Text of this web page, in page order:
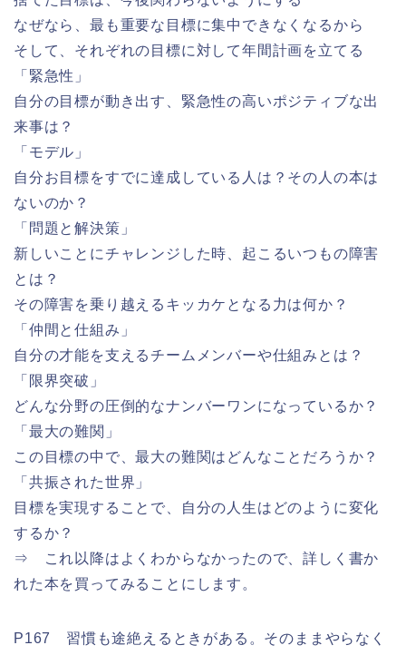
なぜなら、最も重要な目標に集中できなくなるから
そして、それぞれの目標に対して年間計画を立てる
「緊急性」
自分の目標が動き出す、緊急性の高いポジティブな出
来事は？
「モデル」
自分お目標をすでに達成している人は？その人の本は
ないのか？
「問題と解決策」
新しいことにチャレンジした時、起こるいつもの障害
とは？
その障害を乗り越えるキッカケとなる力は何か？
「仲間と仕組み」
自分の才能を支えるチームメンバーや仕組みとは？
「限界突破」
どんな分野の圧倒的なナンバーワンになっているか？
「最大の難関」
この目標の中で、最大の難関はどんなことだろうか？
「共振された世界」
目標を実現することで、自分の人生はどのように変化
するか？
⇒ これ以降はよくわからなかったので、詳しく書か
れた本を買ってみることにします。
P167 習慣も途絶えるときがある。そのままやらなく